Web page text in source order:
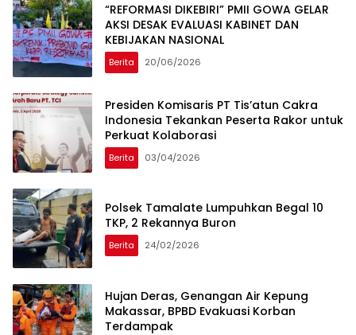
“REFORMASI DIKEBIRI” PMII GOWA GELAR
AKSI DESAK EVALUASI KABINET DAN
KEBIJAKAN NASIONAL
Berita 20/06/2026
Presiden Komisaris PT Tis’atun Cakra
Indonesia Tekankan Peserta Rakor untuk
Perkuat Kolaborasi
Berita 03/04/2026
Polsek Tamalate Lumpuhkan Begal 10
TKP, 2 Rekannya Buron
Berita 24/02/2026
Hujan Deras, Genangan Air Kepung
Makassar, BPBD Evakuasi Korban
Terdampak